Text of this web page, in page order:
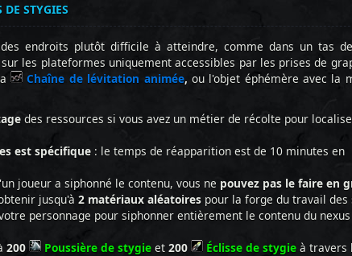
STYGIES
endroits plutôt difficile à atteindre, comme dans un tas
les plateformes uniquement accessibles par les prises de
Chaîne de lévitation animée, ou l'objet éphémère avec la
des ressources si vous avez un métier de récolte pour
est spécifique : le temps de réapparition est de 10 minutes en
joueur a siphonné le contenu, vous ne pouvez pas le faire en
jusqu'à 2 matériaux aléatoires pour la forge du travail des
personnage pour siphonner entièrement le contenu du nexus
200 Poussière de stygie et 200 Éclisse de stygie à travers